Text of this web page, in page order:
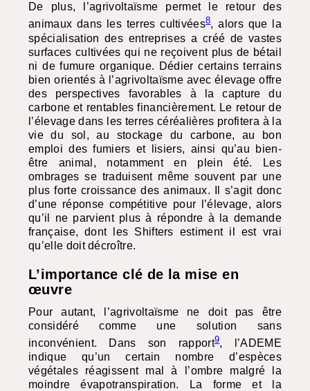
De plus, l’agrivoltaïsme permet le retour des
animaux dans les terres cultivées8, alors que la
spécialisation des entreprises a créé de vastes
surfaces cultivées qui ne reçoivent plus de bétail
ni de fumure organique. Dédier certains terrains
bien orientés à l’agrivoltaïsme avec élevage offre
des perspectives favorables à la capture du
carbone et rentables financièrement. Le retour de
l’élevage dans les terres céréalières profitera à la
vie du sol, au stockage du carbone, au bon
emploi des fumiers et lisiers, ainsi qu’au bien-
être animal, notamment en plein été. Les
ombrages se traduisent même souvent par une
plus forte croissance des animaux. Il s’agit donc
d’une réponse compétitive pour l’élevage, alors
qu’il ne parvient plus à répondre à la demande
française, dont les Shifters estiment il est vrai
qu’elle doit décroître.
L’importance clé de la mise en
œuvre
Pour autant, l’agrivoltaïsme ne doit pas être
considéré comme une solution sans
inconvénient. Dans son rapport9, l’ADEME
indique qu’un certain nombre d’espèces
végétales réagissent mal à l’ombre malgré la
moindre évapotranspiration. La forme et la